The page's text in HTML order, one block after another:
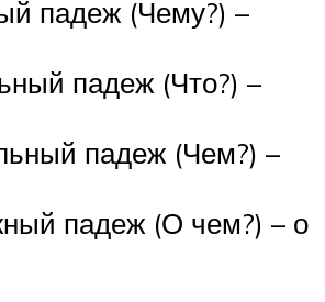
падеж (Чему?) –
падеж (Что?) –
падеж (Чем?) –
падеж (О чем?) – о